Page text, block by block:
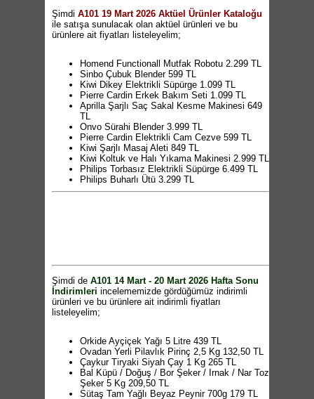
Şimdi A101 19 Mart 2026 Aktüel Ürünler Kataloğu
ile satışa sunulacak olan aktüel ürünleri ve bu
ürünlere ait fiyatları listeleyelim;
Homend Functionall Mutfak Robotu 2.299 TL
Sinbo Çubuk Blender 599 TL
Kiwi Dikey Elektrikli Süpürge 1.099 TL
Pierre Cardin Erkek Bakım Seti 1.099 TL
Aprilla Şarjlı Saç Sakal Kesme Makinesi 649
TL
Onvo Sürahi Blender 3.999 TL
Pierre Cardin Elektrikli Cam Cezve 599 TL
Kiwi Şarjlı Masaj Aleti 849 TL
Kiwi Koltuk ve Halı Yıkama Makinesi 2.999 TL
Philips Torbasız Elektrikli Süpürge 6.499 TL
Philips Buharlı Ütü 3.299 TL
LAV Büyük Kase 39,50 TL
Vivaldi Midi Tava Ürünleri 189 TL
Borosilikat Tencere 499 TL
Borosilikat Demlik 269 TL
4 Parça Kase Seti 169 TL
6+1 Tepsili Kahvaltılık Seti 179 TL
Hascevher Krep Tavası 399 TL
5 Parça Plastik Servis Seti 109 TL
Poşet Klipsi 34,50 TL
English Home Cam Kesim Panosu 129 TL
Emaye Fırın Tepsisi 169 TL
Kapaklı Kase 69,50 TL
Kapaklı Hamur Leğeni 69,50 TL
Şimdi de A101 14 Mart - 20 Mart 2026 Hafta Sonu
İndirimleri incelememizde gördüğümüz indirimli
ürünleri ve bu ürünlere ait indirimli fiyatları
listeleyelim;
Orkide Ayçiçek Yağı 5 Litre 439 TL
Ovadan Yerli Pilavlık Pirinç 2,5 Kg 132,50 TL
Çaykur Tiryaki Siyah Çay 1 Kg 265 TL
Bal Küpü / Doğuş / Bor Şeker / Irnak / Nar Toz
Şeker 5 Kg 209,50 TL
Sütaş Tam Yağlı Beyaz Peynir 700g 179 TL